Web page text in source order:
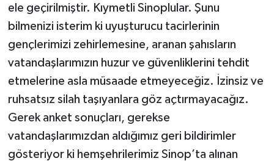
ele geçirilmiştir. Kıymetli Sinoplular. Şunu
bilmenizi isterim ki uyuşturucu tacirlerinin
gençlerimizi zehirlemesine, aranan şahısların
vatandaşlarımızın huzur ve güvenliklerini tehdit
etmelerine asla müsaade etmeyeceğiz. İzinsiz ve
ruhsatsız silah taşıyanlara göz açtırmayacağız.
Gerek anket sonuçları, gerekse
vatandaşlarımızdan aldığımız geri bildirimler
gösteriyor ki hemşehrilerimiz Sinop’ta alınan